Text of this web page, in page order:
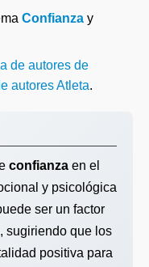
Confianza y
de autores de
autores Atleta.
confianza en el
y psicológica
ser un factor
sugiriendo que los
positiva para